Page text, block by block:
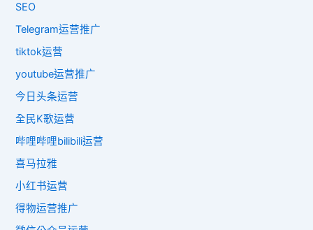
SEO
Telegram运营推广
tiktok运营
youtube运营推广
今日头条运营
全民K歌运营
哔哩哔哩bilibili运营
喜马拉雅
小红书运营
得物运营推广